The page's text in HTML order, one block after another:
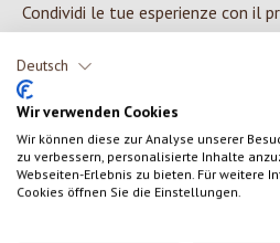
Deutsch
Wir verwenden Cookies
Wir können diese zur Analyse unserer
zu verbessern, personalisierte Inhalte
Webseiten-Erlebnis zu bieten. Für weitere
Cookies öffnen Sie die Einstellungen.
Condividi le tue esperienze con il